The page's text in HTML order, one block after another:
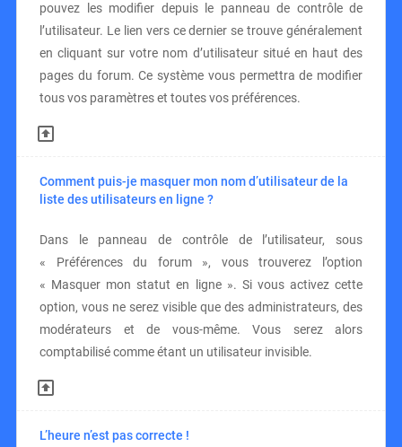
pouvez les modifier depuis le panneau de contrôle de
l’utilisateur. Le lien vers ce dernier se trouve généralement
en cliquant sur votre nom d’utilisateur situé en haut des
pages du forum. Ce système vous permettra de modifier
tous vos paramètres et toutes vos préférences.
Comment puis-je masquer mon nom d’utilisateur de la
liste des utilisateurs en ligne ?
Dans le panneau de contrôle de l’utilisateur, sous
« Préférences du forum », vous trouverez l’option
« Masquer mon statut en ligne ». Si vous activez cette
option, vous ne serez visible que des administrateurs, des
modérateurs et de vous-même. Vous serez alors
comptabilisé comme étant un utilisateur invisible.
L’heure n’est pas correcte !